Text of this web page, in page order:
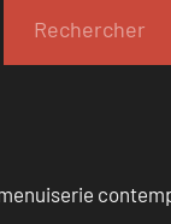
Rechercher